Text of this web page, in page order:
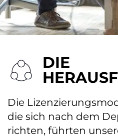
DIE
Die
die sich nach dem
richten, führten